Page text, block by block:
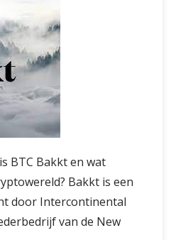
BTC Bakkt en wat
Bakkt is een
door Intercontinental
van de New